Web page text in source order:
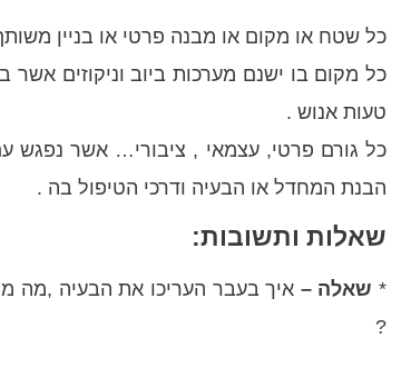
כל שטח או מקום או מבנה פרטי או בניין
כל מקום בו ישנם מערכות ביוב וניקוזים אשר
טעות אנוש .
כל גורם פרטי, עצמאי , ציבורי… אשר נפגש
הבנת המחדל או הבעיה ודרכי הטיפול בה .
שאלות ותשובות:
* שאלה – איך בעבר העריכו את הבעיה ,מה
?